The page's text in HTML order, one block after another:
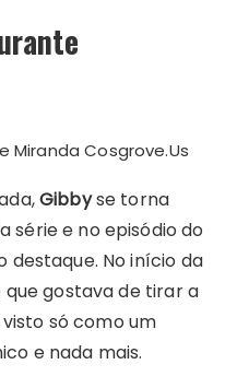
Miranda Cosgrove.Us
Gibbyse torna
e no episódio do
No início da
gostava de tirar a
visto só como um
e nada mais.